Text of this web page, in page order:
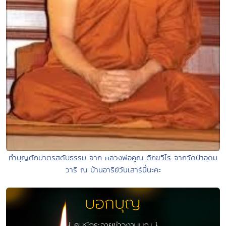
ทำบุญตักบาตรสดับธรรม จาก หลวงพ่อคูณ ติกฺขวีโร จากวัดป่าอุดม
วารี ณ บ้านอารีย์วันเสาร์นี้นะคะ